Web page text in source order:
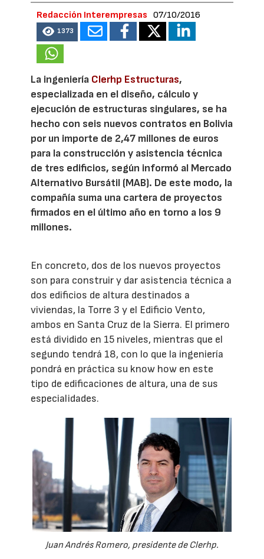
Redacción Interempresas 07/10/2016
1373
La ingeniería Clerhp Estructuras,
especializada en el diseño, cálculo y
ejecución de estructuras singulares, se ha
hecho con seis nuevos contratos en Bolivia
por un importe de 2,47 millones de euros
para la construcción y asistencia técnica
de tres edificios, según informó al Mercado
Alternativo Bursátil (MAB). De este modo, la
compañía suma una cartera de proyectos
firmados en el último año en torno a los 9
millones.
En concreto, dos de los nuevos proyectos
son para construir y dar asistencia técnica a
dos edificios de altura destinados a
viviendas, la Torre 3 y el Edificio Vento,
ambos en Santa Cruz de la Sierra. El primero
está dividido en 15 niveles, mientras que el
segundo tendrá 18, con lo que la ingeniería
pondrá en práctica su know how en este
tipo de edificaciones de altura, una de sus
especialidades.
Juan Andrés Romero, presidente de Clerhp.